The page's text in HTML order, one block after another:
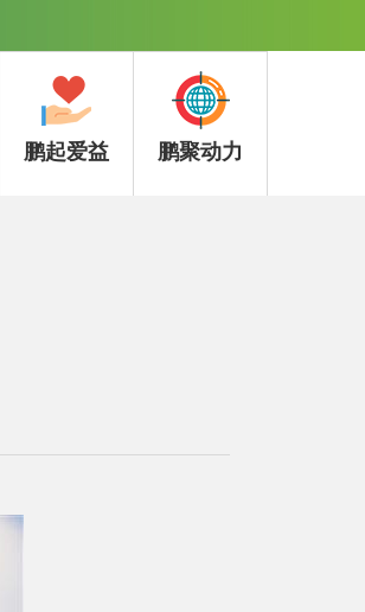
鹏起爱益 鹏聚动力